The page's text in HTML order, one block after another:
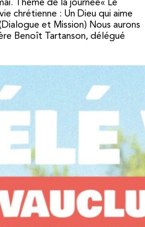
Thème de la journée« Le
chrétienne : Un Dieu qui aime
et Mission) Nous aurons
Benoît Tartanson, délégué